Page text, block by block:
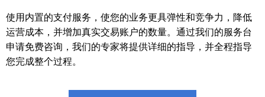
使用内置的支付服务，使您的业务更具弹性和竞争力，降低
运营成本，并增加真实交易账户的数量。通过我们的服务台
申请免费咨询，我们的专家将提供详细的指导，并全程指导
您完成整个过程。